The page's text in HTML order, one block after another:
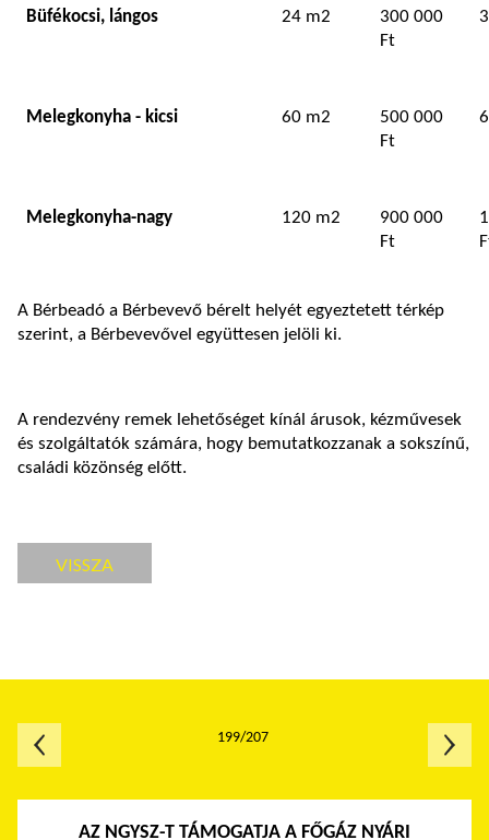
Büfékocsi, lángos 24 m2
300 000
Ft
Melegkonyha - kicsi 60 m2
500 000
Ft
Melegkonyha-nagy 120 m2
900 000
Ft
A Bérbeadó a Bérbevevő bérelt helyét egyeztetett térkép
szerint, a Bérbevevővel együttesen jelöli ki.
A rendezvény remek lehetőséget kínál árusok, kézművesek
és szolgáltatók számára, hogy bemutatkozzanak a sokszínű,
családi közönség előtt.
VISSZA
AZ NGYSZ-T TÁMOGATJA A FŐGÁZ NYÁRI
199/207